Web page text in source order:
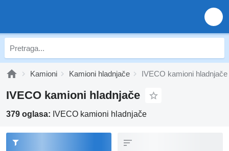
Kamioni Kamioni hladnjače IVECO kamioni hladnjače
IVECO kamioni hladnjače
379 oglasa: IVECO kamioni hladnjače